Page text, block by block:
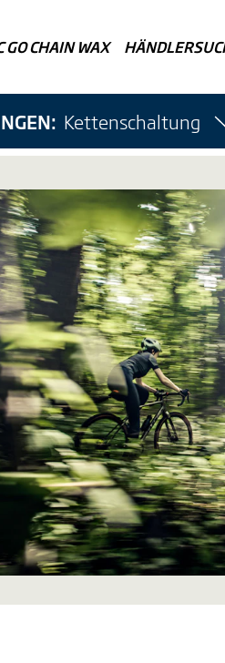
GO CHAIN WAX
: Kettenschaltung